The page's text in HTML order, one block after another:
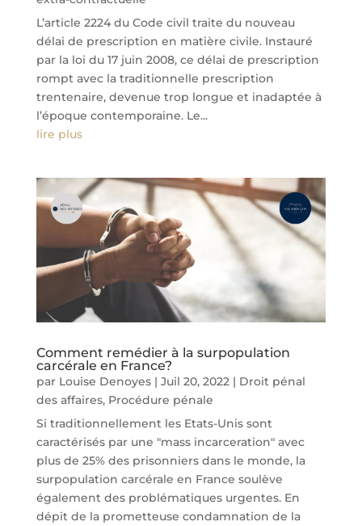
L’article 2224 du Code civil traite du nouveau
délai de prescription en matière civile. Instauré
par la loi du 17 juin 2008, ce délai de prescription
rompt avec la traditionnelle prescription
trentenaire, devenue trop longue et inadaptée à
l’époque contemporaine. Le...
lire plus
Comment remédier à la surpopulation
carcérale en France?
par Louise Denoyes| Juil 20, 2022| Droit pénal
des affaires, Procédure pénale
Si traditionnellement les Etats-Unis sont
caractérisés par une "mass incarceration" avec
plus de 25% des prisonniers dans le monde, la
surpopulation carcérale en France soulève
également des problématiques urgentes. En
dépit de la prometteuse condamnation de la